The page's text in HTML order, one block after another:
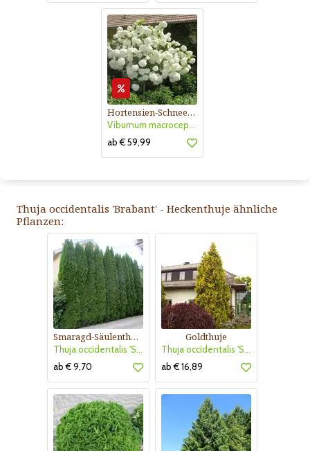
Hortensien-Schneeball
Viburnum macrocephalum 'Happy Fortuna'
ab € 59,99
Thuja occidentalis 'Brabant' - Heckenthuje ähnliche
Pflanzen:
Smaragd-Säulenthuje
Thuja occidentalis 'Smaragd'
ab € 9,70
Goldthuje
Thuja occidentalis 'Sunkist'
ab € 16,89